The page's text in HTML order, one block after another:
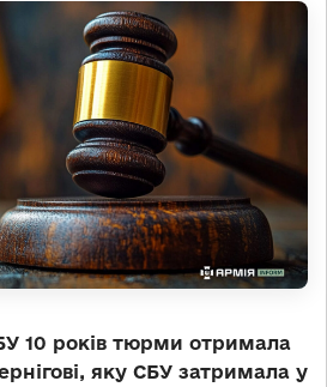
10 років тюрми отримала
яку СБУ затримала у